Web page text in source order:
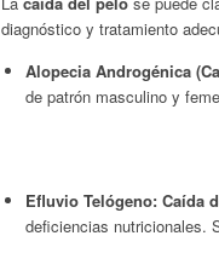
diagnóstico y tratamiento
Alopecia Androgénica
de patrón masculino y
Efluvio Telógeno: Caída
deficiencias nutricionales.